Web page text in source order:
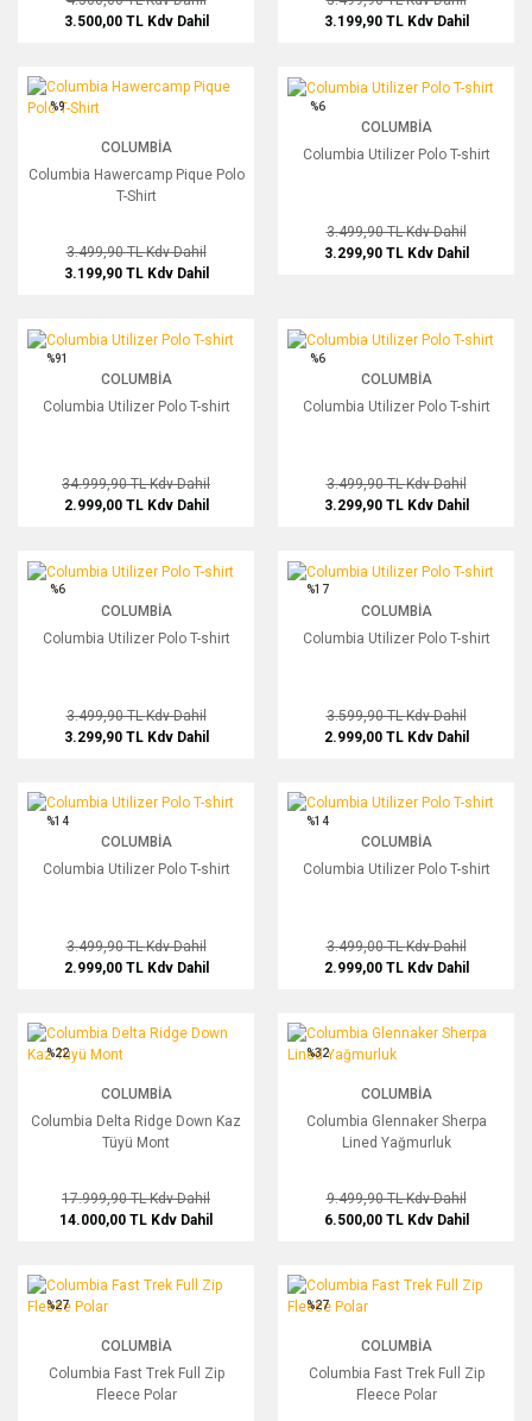
3.500,00 TL Kdv Dahil
3.199,90 TL Kdv Dahil
Columbia Hawercamp Pique Polo T-Shirt
%9
COLUMBIA
Columbia Hawercamp Pique Polo
T-Shirt
3.499,90 TLKdv Dahil
3.199,90 TL Kdv Dahil
Columbia Utilizer Polo T-shirt
%6
COLUMBIA
Columbia Utilizer Polo T-shirt
3.499,90 TLKdv Dahil
3.299,90 TL Kdv Dahil
Columbia Utilizer Polo T-shirt
%91
COLUMBIA
Columbia Utilizer Polo T-shirt
34.999,90 TLKdv Dahil
2.999,00 TL Kdv Dahil
Columbia Utilizer Polo T-shirt
%6
COLUMBIA
Columbia Utilizer Polo T-shirt
3.499,90 TLKdv Dahil
3.299,90 TL Kdv Dahil
Columbia Utilizer Polo T-shirt
%6
COLUMBIA
Columbia Utilizer Polo T-shirt
3.499,90 TLKdv Dahil
3.299,90 TL Kdv Dahil
Columbia Utilizer Polo T-shirt
%17
COLUMBIA
Columbia Utilizer Polo T-shirt
3.599,90 TLKdv Dahil
2.999,00 TL Kdv Dahil
Columbia Utilizer Polo T-shirt
%14
COLUMBIA
Columbia Utilizer Polo T-shirt
3.499,90 TLKdv Dahil
2.999,00 TL Kdv Dahil
Columbia Utilizer Polo T-shirt
%14
COLUMBIA
Columbia Utilizer Polo T-shirt
3.499,00 TLKdv Dahil
2.999,00 TL Kdv Dahil
Columbia Delta Ridge Down Kaz Tüyü Mont
%22
COLUMBIA
Columbia Delta Ridge Down Kaz
Tüyü Mont
17.999,90 TLKdv Dahil
14.000,00 TL Kdv Dahil
Columbia Glennaker Sherpa Lined
%32
COLUMBIA
Columbia Glennaker Sherpa
Lined Yağmurluk
9.499,90 TLKdv Dahil
6.500,00 TL Kdv Dahil
Columbia Fast Trek Full Zip Fleece Polar
%27
COLUMBIA
Columbia Fast Trek Full Zip
Fleece Polar
Columbia Fast Trek Full Zip Fleece
%27
COLUMBIA
Columbia Fast Trek Full Zip
Fleece Polar